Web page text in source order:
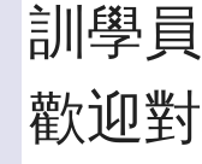
訓學
歡迎